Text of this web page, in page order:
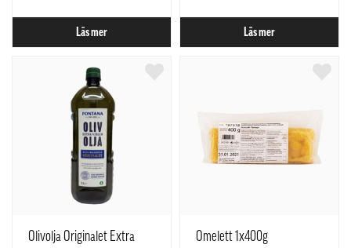
Läs mer Läs mer
Olivolja Originalet Extra
Omelett 1x400g